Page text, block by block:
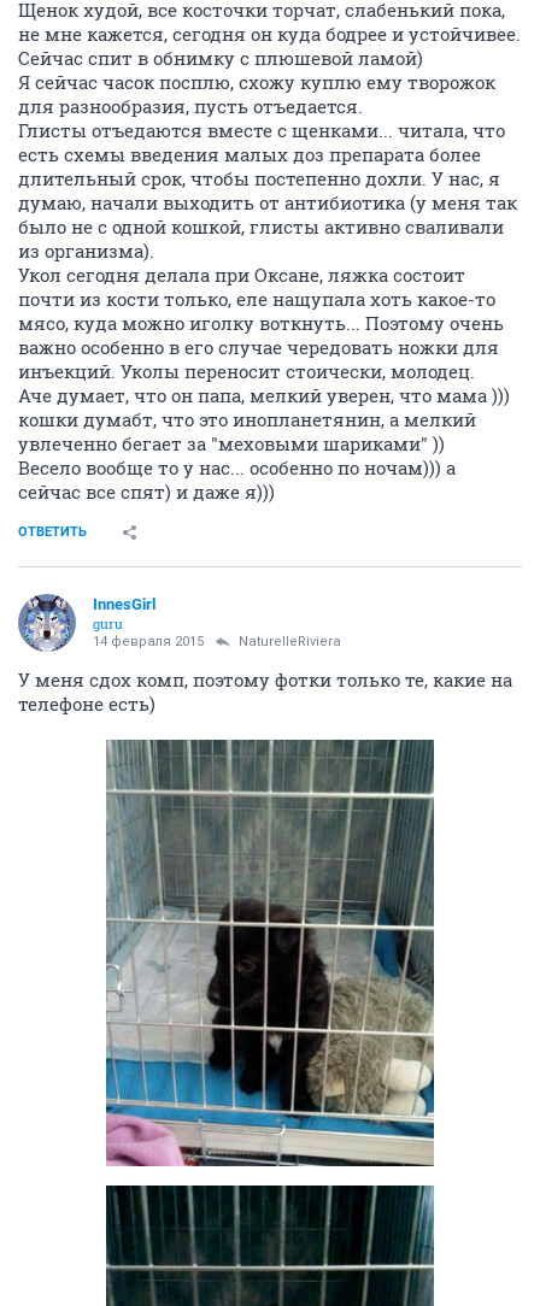
Щенок худой, все косточки торчат, слабенький пока,
не мне кажется, сегодня он куда бодрее и устойчивее.
Сейчас спит в обнимку с плюшевой ламой)
Я сейчас часок посплю, схожу куплю ему творожок
для разнообразия, пусть отъедается.
Глисты отъедаются вместе с щенками... читала, что
есть схемы введения малых доз препарата более
длительный срок, чтобы постепенно дохли. У нас, я
думаю, начали выходить от антибиотика (у меня так
было не с одной кошкой, глисты активно сваливали
из организма).
Укол сегодня делала при Оксане, ляжка состоит
почти из кости только, еле нащупала хоть какое-то
мясо, куда можно иголку воткнуть... Поэтому очень
важно особенно в его случае чередовать ножки для
инъекций. Уколы переносит стоически, молодец.
Аче думает, что он папа, мелкий уверен, что мама )))
кошки думабт, что это инопланетянин, а мелкий
увлеченно бегает за "меховыми шариками" ))
Весело вообще то у нас... особенно по ночам))) а
сейчас все спят) и даже я)))
ОТВЕТИТЬ
InnesGirl
guru
14 февраля 2015 NaturelleRiviera
У меня сдох комп, поэтому фотки только те, какие на
телефоне есть)